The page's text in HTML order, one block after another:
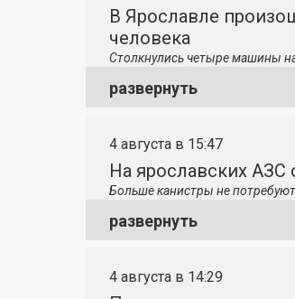
В Ярославле
человека
Столкнулись четыре машины
развернуть
4 августа в 15:47
На ярославских
Больше канистры не
развернуть
4 августа в 14:29